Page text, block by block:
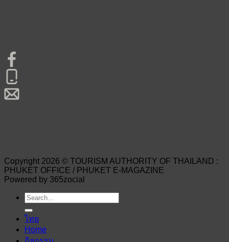
Copyright 2026 © TOURISM AUTHORITY OF THAILAND :
PHUKET OFFICE / PHUKET E-MAGAZINE
Powered by 365zocial
ไทย
Home